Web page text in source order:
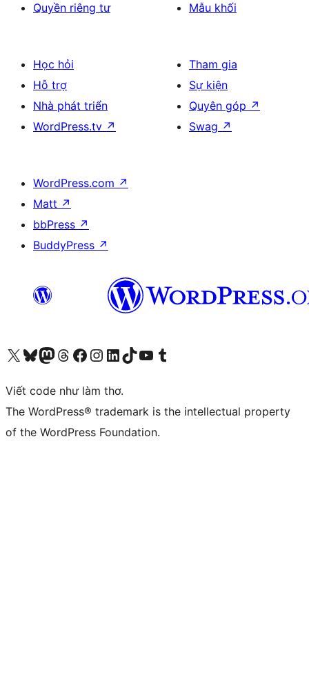
Quyền riêng tư
Mẫu khối
Học hỏi
Hỗ trợ
Nhà phát triển
WordPress.tv ↗
Tham gia
Sự kiện
Quyên góp ↗
Swag ↗
WordPress.com ↗
Matt ↗
bbPress ↗
BuddyPress ↗
Truy cập tài khoản X (trước đây là Twitter) của chúng tôiVisit our Bluesky account
Visit our Mastodon account
Visit our Threads account
Xem trang Facebook của chúng tôiTruy cập tài khoản Instagram của chúng tôiTruy cập tài khoản LinkedIn của chúng tôiVisit our TikTok account
Truy cập kênh YouTube của chúng tôi Visit our Tumblr account
Viết code như làm thơ.
The WordPress® trademark is the intellectual property
of the WordPress Foundation.